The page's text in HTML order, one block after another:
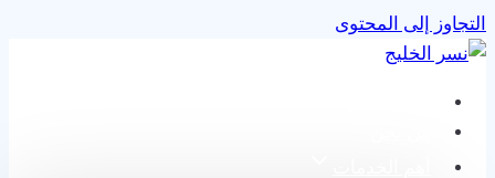
التجاوز إلى المحتوى